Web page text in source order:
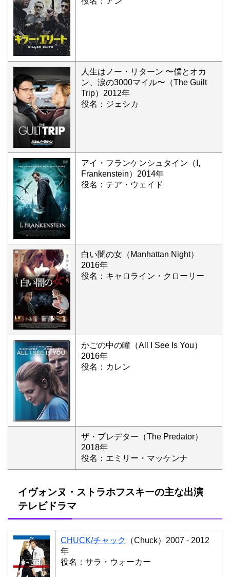
人生はノー・リターン 〜僕とオカ
ン、涙の3000マイル〜（The Guilt
Trip）2012年
役名：ジェシカ
アイ・フランケンシュタイン（I,
Frankenstein）2014年
役名：テア・ウェイド
白い闇の女（Manhattan Night）
2016年
役名：キャロライン・クローリー
かごの中の瞳（All I See Is You）
2016年
役名：カレン
ザ・プレデター（The Predator）
2018年
役名：エミリー・マッケンナ
イヴォンヌ・ストラホフスキーの主な出演
テレビドラマ
CHUCK/チャック
（Chuck）2007 - 2012
年
役名：サラ・ウォーカー